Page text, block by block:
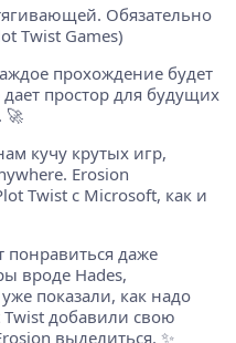
Обязательно
Twist Games)
прохождение будет
простор для будущих
🚀
кучу крутых игр,
Erosion
Twist с Microsoft, как и
понравиться даже
вроде Hades,
показали, как надо
Twist добавили свою
выделиться. ✨